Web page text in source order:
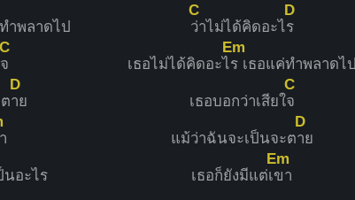
ำพลาดไป
C
จ
D
าย
อะไร
C
ว่าไม่ได้คิดอะไ
D
ร
เธอไม่ได้คิดอะไ
Em
ร เธอแค่ทำพลาดไป
เธอบอกว่าเสียใ
C
จ
แม้ว่าฉันจะเป็นจะต
D
าย
เธอก็ยังมีแต่เ
Em
ขา